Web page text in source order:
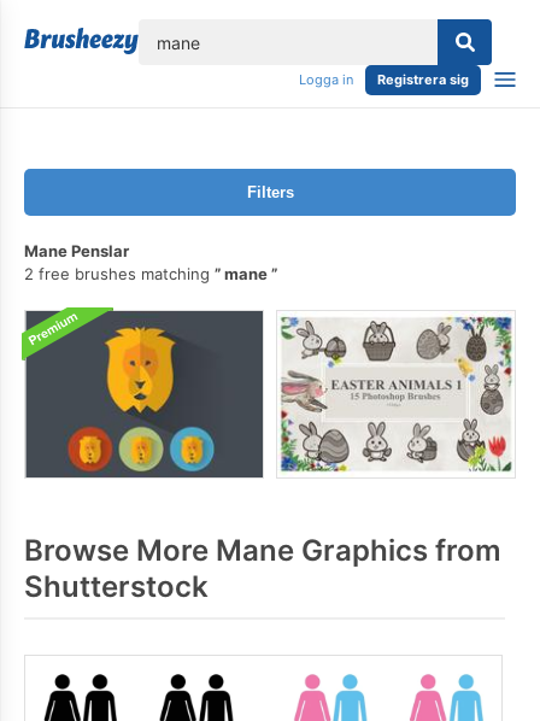
Logga in Registrera sig
Filters
Mane Penslar
2 free brushes matching
mane
Browse More Mane Graphics from
Shutterstock